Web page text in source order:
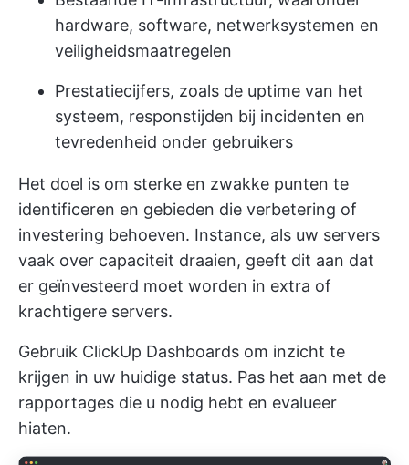
hardware, software, netwerksystemen en
veiligheidsmaatregelen
Prestatiecijfers, zoals de uptime van het
systeem, responstijden bij incidenten en
tevredenheid onder gebruikers
Het doel is om sterke en zwakke punten te
identificeren en gebieden die verbetering of
investering behoeven. Instance, als uw servers
vaak over capaciteit draaien, geeft dit aan dat
er geïnvesteerd moet worden in extra of
krachtigere servers.
Gebruik ClickUp Dashboards om inzicht te
krijgen in uw huidige status. Pas het aan met de
rapportages die u nodig hebt en evalueer
hiaten.